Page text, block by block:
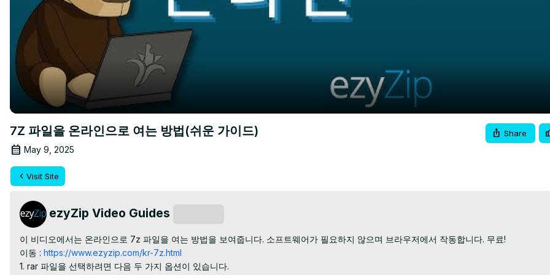
7Z 파일을 온라인으로 여는 방법(쉬운 가이드)
May 9, 2025
Share
Visit Site
ezyZip Video Guides
이 비디오에서는 온라인으로 7z 파일을 여는 방법을 보여줍니다. 소프트웨어가 필요하지 않으며 브라우저에서 작동합니다. 무료!
이동 : https://www.ezyzip.com/kr-7z.html
1. rar 파일을 선택하려면 다음 두 가지 옵션이 있습니다.